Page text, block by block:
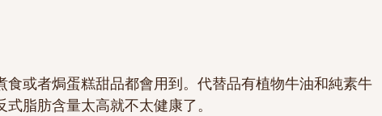
或者焗蛋糕甜品都會用到。代替品有植物牛油和純素牛
脂肪含量太高就不太健康了。